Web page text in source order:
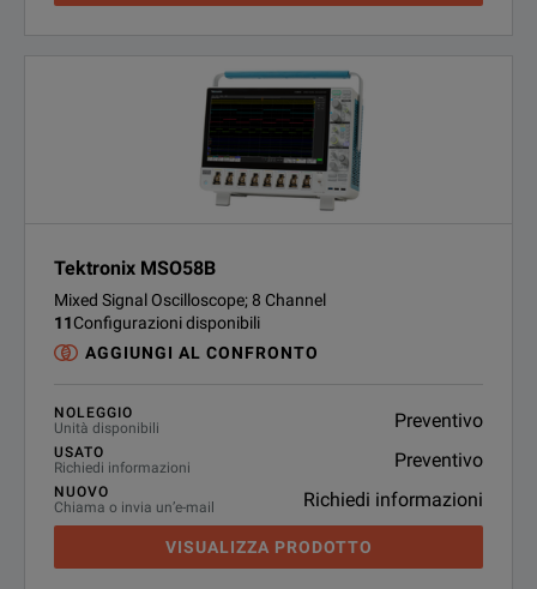
Tektronix MSO58B
Mixed Signal Oscilloscope; 8 Channel
11Configurazioni disponibili
AGGIUNGI AL CONFRONTO
NOLEGGIO
Unità disponibili
Preventivo
USATO
Richiedi informazioni
Preventivo
NUOVO
Chiama o invia un’e-mail
Richiedi informazioni
VISUALIZZA PRODOTTO